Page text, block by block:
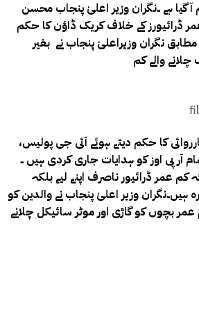
گیا ہے ۔نگران وزیر اعلیٰ پنجاب محسن
ڈرائیورز کے خلاف کریک ڈاؤن کا حکم
مطابق نگران وزیراعلیٰ پنجاب نے بغیر
چلانے والے کم
کا حکم دیتے ہوئے آئی جی پولیس،
آر پی اوز کو ہدایات جاری کردی ہیں ۔
کم عمر ڈرائیور ناصرف اپنے لیے بلکہ
وزیر اعلیٰ پنجاب نے والدین کو
بچوں کو گاڑی اور موٹر سائیکل چلانے